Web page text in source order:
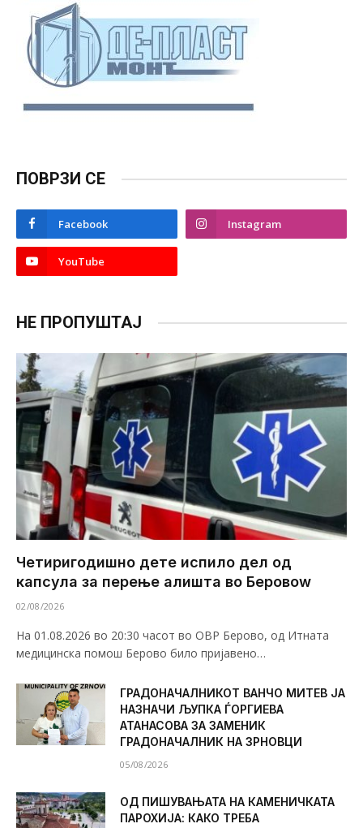
ПОВРЗИ СЕ
Facebook Instagram
YouTube
НЕ ПРОПУШТАЈ
Четиригодишно дете испило дел од
капсула за перење алишта во Беровоw
02/08/2026
На 01.08.2026 во 20:30 часот во ОВР Берово, од Итната
медицинска помош Берово било пријавено…
ГРАДОНАЧАЛНИКОТ ВАНЧО МИТЕВ ЈА
НАЗНАЧИ ЉУПКА ЃОРГИЕВА
АТАНАСОВА ЗА ЗАМЕНИК
ГРАДОНАЧАЛНИК НА ЗРНОВЦИ
05/08/2026
ОД ПИШУВАЊАТА НА КАМЕНИЧКАТА
ПАРОХИЈА: КАКО ТРЕБА